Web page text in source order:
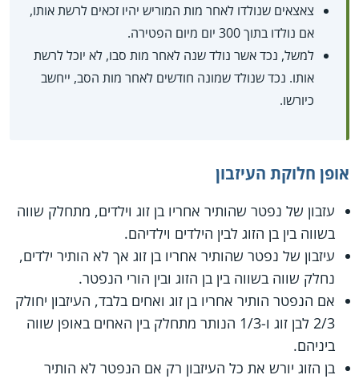
צאצאים שנולדו לאחר מות המוריש יהיו זכאים לרשת אותו,
אם נולדו בתוך 300 יום מיום הפטירה.
למשל, נכד אשר נולד שנה לאחר מות סבו, לא יוכל לרשת
אותו. נכד שנולד שמונה חודשים לאחר מות הסב, ייחשב
כיורשו.
אופן חלוקת העיזבון
עזבון של נפטר שהותיר אחריו בן זוג וילדים, מתחלק שווה
בשווה בין בן הזוג לבין הילדים וילדיהם.
עיזבון של נפטר שהותיר אחריו בן זוג אך לא הותיר ילדים,
נחלק שווה בשווה בין בן הזוג ובין הורי הנפטר.
אם הנפטר הותיר אחריו בן זוג ואחים בלבד, העיזבון יחולק
2/3 לבן זוג ו-1/3 הנותר מתחלק בין האחים באופן שווה
ביניהם.
בן הזוג יורש את כל העיזבון רק אם הנפטר לא הותיר